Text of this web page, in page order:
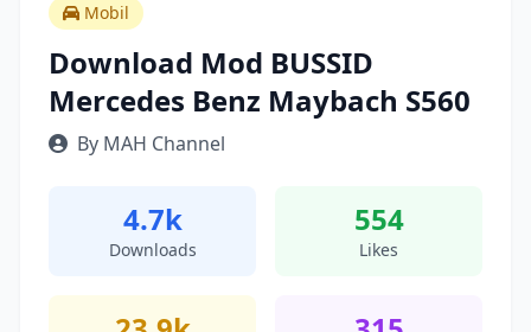
Mobil
Download Mod BUSSID
Mercedes Benz Maybach S560
By MAH Channel
4.7k
Downloads
554
Likes